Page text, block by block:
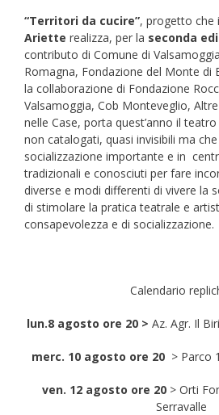
“Territori da cucire”, progetto che
Ariette realizza, per la seconda
contributo di Comune di
Romagna, Fondazione del Monte di
la collaborazione di Fondazione
Valsamoggia, Cob Monteveglio,
nelle Case, porta quest’anno il
non catalogati, quasi invisibili ma
socializzazione importante e in
tradizionali e conosciuti per fare
diverse e modi differenti di vivere la
di stimolare la pratica teatrale e
consapevolezza e di socializzazione.
Calendario
lun.8 agosto ore 20 > Az. Agr. Il
merc. 10 agosto ore 20 > Parco
ven. 12 agosto ore 20 > Orti
Serravalle